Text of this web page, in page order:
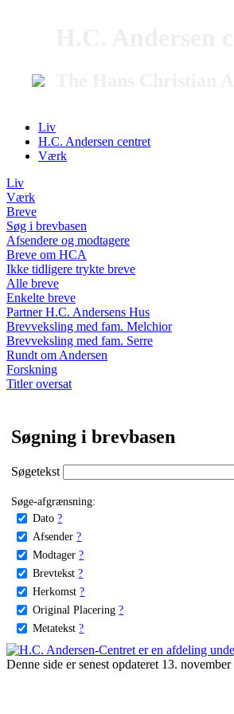
Liv
H.C. Andersen centret
Værk
Liv
Værk
Breve
Søg i brevbasen
Afsendere og modtagere
Breve om HCA
Ikke tidligere trykte breve
Alle breve
Enkelte breve
Partner H.C. Andersens Hus
Brevveksling med fam. Melchior
Brevveksling med fam. Serre
Rundt om Andersen
Forskning
Titler oversat
Søgning i brevbasen
Søgetekst
Søge-afgrænsning:
Dato ?
Afsender ?
Modtager ?
Brevtekst ?
Herkomst ?
Original Placering ?
Metatekst ?
Denne side er senest opdateret 13.